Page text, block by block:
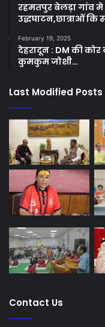
रहमतपुर बेलड़ा गांव
उद्धघाटन,छात्राओं
February 19, 2025
देहरादून : DM की कोर
कुमकुम जोशी…
Last Modified Posts
Contact Us